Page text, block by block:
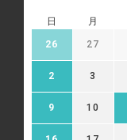
日 月
26 27
2 3
9 10